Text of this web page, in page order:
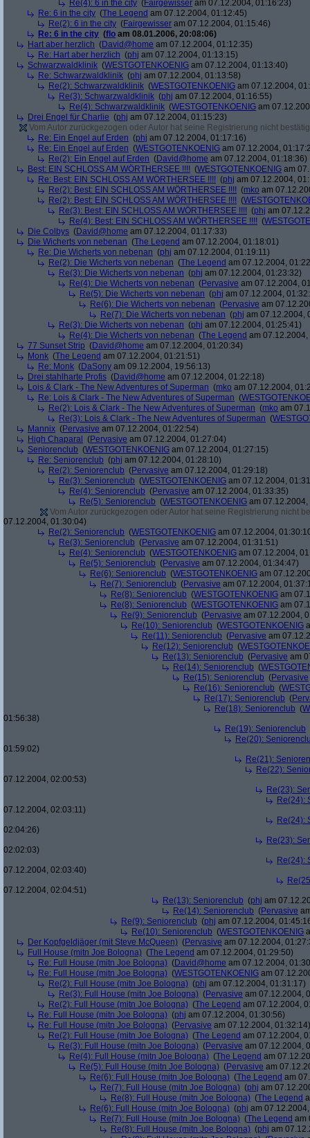
Re(4): 6 in the city (Fairgewisser am 07.12.2004, 01:16:23)
Re: 6 in the city (The Legend am 07.12.2004, 01:12:45)
Re(2): 6 in the city (Fairgewisser am 07.12.2004, 01:15:46)
Re: 6 in the city (flo am 08.01.2006, 20:08:06)
Hart aber herzlich (David@home am 07.12.2004, 01:12:35)
Re: Hart aber herzlich (phj am 07.12.2004, 01:13:15)
Schwarzwaldklinik (WESTGOTENKOENIG am 07.12.2004, 01:13:40)
Re: Schwarzwaldklinik (phj am 07.12.2004, 01:13:58)
Re(2): Schwarzwaldklinik (WESTGOTENKOENIG am 07.12.2004,
Re(3): Schwarzwaldklinik (phj am 07.12.2004, 01:16:55)
Re(4): Schwarzwaldklinik (WESTGOTENKOENIG am
Drei Engel für Charlie (phj am 07.12.2004, 01:15:23)
Vom Autor zurückgezogen oder Autor hat seine Registrierung nicht
Re: Ein Engel auf Erden (phj am 07.12.2004, 01:17:16)
Re: Ein Engel auf Erden (WESTGOTENKOENIG am 07.12.2004,
Re(2): Ein Engel auf Erden (David@home am 07.12.2004, 01:18:36)
Best: EIN SCHLOSS AM WÖRTHERSEE !!!! (WESTGOTENKOENIG am
Re: Best: EIN SCHLOSS AM WÖRTHERSEE !!!! (phj am 07.12.2004,
Re(2): Best: EIN SCHLOSS AM WÖRTHERSEE !!!! (mko am
Re(2): Best: EIN SCHLOSS AM WÖRTHERSEE !!!! (
Re(3): Best: EIN SCHLOSS AM WÖRTHERSEE !!!! (phj am
Re(4): Best: EIN SCHLOSS AM WÖRTHERSEE !!!! (
Die Colbys (David@home am 07.12.2004, 01:17:33)
Die Wicherts von nebenan (The Legend am 07.12.2004, 01:18:01)
Re: Die Wicherts von nebenan (phj am 07.12.2004, 01:19:11)
Re(2): Die Wicherts von nebenan (The Legend am 07.12.2004,
Re(3): Die Wicherts von nebenan (phj am 07.12.2004, 01:23:32)
Re(4): Die Wicherts von nebenan (Pervasive am 07.12.2004,
Re(5): Die Wicherts von nebenan (phj am 07.12.2004,
Re(6): Die Wicherts von nebenan (Pervasive am
Re(7): Die Wicherts von nebenan (phj am 07.12.2004,
Re(3): Die Wicherts von nebenan (phj am 07.12.2004, 01:25:41)
Re(4): Die Wicherts von nebenan (The Legend am
77 Sunset Strip (David@home am 07.12.2004, 01:20:34)
Monk (The Legend am 07.12.2004, 01:21:51)
Re: Monk (DaSony am 09.12.2004, 19:56:13)
Drei stahlharte Profis (David@home am 07.12.2004, 01:22:18)
Lois & Clark - The New Adventures of Superman (mko am 07.12.2004,
Re: Lois & Clark - The New Adventures of Superman (
Re(2): Lois & Clark - The New Adventures of Superman (mko am
Re(3): Lois & Clark - The New Adventures of Superman (
Mannix (Pervasive am 07.12.2004, 01:22:54)
High Chaparal
(Pervasive am 07.12.2004, 01:27:04)
Seniorenclub (WESTGOTENKOENIG am 07.12.2004, 01:27:15)
Re: Seniorenclub (phj am 07.12.2004, 01:28:10)
Re(2): Seniorenclub (Pervasive am 07.12.2004, 01:29:18)
Re(3): Seniorenclub (WESTGOTENKOENIG am 07.12.2004,
Re(4): Seniorenclub (Pervasive am 07.12.2004, 01:33:35)
Re(5): Seniorenclub (WESTGOTENKOENIG am
Vom Autor zurückgezogen oder Autor hat seine Registrierung nicht
07.12.2004, 01:30:04)
Re(2): Seniorenclub (WESTGOTENKOENIG am 07.12.2004,
Re(3): Seniorenclub (Pervasive am 07.12.2004, 01:31:51)
Re(4): Seniorenclub (WESTGOTENKOENIG am 07.12.2004,
Re(5): Seniorenclub (Pervasive am 07.12.2004, 01:34:47)
Re(6): Seniorenclub (WESTGOTENKOENIG am
Re(7): Seniorenclub (Pervasive am 07.12.2004,
Re(8): Seniorenclub (WESTGOTENKOENIG am
Re(8): Seniorenclub (WESTGOTENKOENIG am
Re(9): Seniorenclub (Pervasive am 07.12.2004,
Re(10): Seniorenclub (WESTGOTENKOENIG
Re(11): Seniorenclub (Pervasive am
Re(12): Seniorenclub (
Re(13): Seniorenclub (Pervasive am
Re(14): Seniorenclub (
Re(15): Seniorenclub (Pervasive
Re(16): Seniorenclub (
Re(17): Seniorenclub (
Re(18): Seniorenclub (
01:56:38)
Re(19): Seniorenclub
Re(20):
01:59:02)
Re(21):
Re(22):
07.12.2004, 02:00:53)
Re(23):
Re(24):
07.12.2004, 02:03:11)
Re(24):
02:04:26)
Re(23):
02:02:03)
Re(24):
07.12.2004, 02:03:40)
07.12.2004, 02:04:51)
Re(13): Seniorenclub (phj am
Re(14): Seniorenclub (Pervasive
Re(9): Seniorenclub (phj am 07.12.2004,
Re(10): Seniorenclub (WESTGOTENKOENIG
Der Kopfgeldjäger (mit Steve McQueen) (Pervasive am 07.12.2004,
Full House (mitn Joe Bologna) (The Legend am 07.12.2004, 01:29:50)
Re: Full House (mitn Joe Bologna) (David@home am 07.12.2004,
Re: Full House (mitn Joe Bologna) (WESTGOTENKOENIG am
Re(2): Full House (mitn Joe Bologna) (phj am 07.12.2004, 01:31:17)
Re(3): Full House (mitn Joe Bologna) (Pervasive am 07.12.2004,
Re(2): Full House (mitn Joe Bologna) (The Legend am 07.12.2004,
Re: Full House (mitn Joe Bologna) (phj am 07.12.2004, 01:30:56)
Re: Full House (mitn Joe Bologna) (Pervasive am 07.12.2004, 01:32:14)
Re(2): Full House (mitn Joe Bologna) (The Legend am 07.12.2004,
Re(3): Full House (mitn Joe Bologna) (Pervasive am 07.12.2004,
Re(4): Full House (mitn Joe Bologna) (The Legend am
Re(5): Full House (mitn Joe Bologna) (Pervasive am
Re(6): Full House (mitn Joe Bologna) (The Legend am
Re(7): Full House (mitn Joe Bologna) (phj am
Re(8): Full House (mitn Joe Bologna) (The Legend
Re(6): Full House (mitn Joe Bologna) (phj am
Re(7): Full House (mitn Joe Bologna) (The Legend am
Re(8): Full House (mitn Joe Bologna) (phj am